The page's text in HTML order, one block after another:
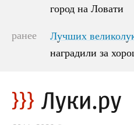
город на Ловати
город на Ловати
ранее
Лучших
наградили за
Лучших
наградили за